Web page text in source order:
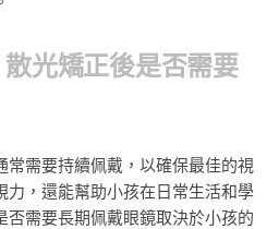
光矯正後是否需要
常需要持續佩戴，以確保最佳的視
力，還能幫助小孩在日常生活和學
否需要長期佩戴眼鏡取決於小孩的